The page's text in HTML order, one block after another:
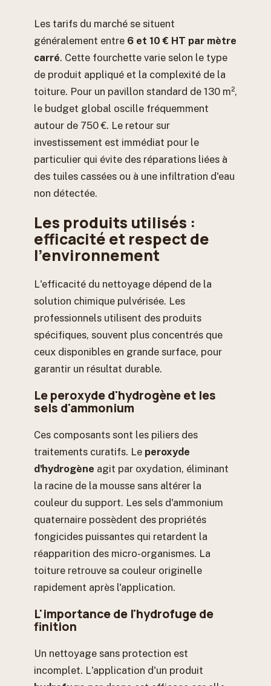
Les tarifs du marché se situent
généralement entre 6 et 10 € HT par mètre
carré. Cette fourchette varie selon le type
de produit appliqué et la complexité de la
toiture. Pour un pavillon standard de 130 m²,
le budget global oscille fréquemment
autour de 750 €. Le retour sur
investissement est immédiat pour le
particulier qui évite des réparations liées à
des tuiles cassées ou à une infiltration d'eau
non détectée.
Les produits utilisés :
efficacité et respect de
l'environnement
L'efficacité du nettoyage dépend de la
solution chimique pulvérisée. Les
professionnels utilisent des produits
spécifiques, souvent plus concentrés que
ceux disponibles en grande surface, pour
garantir un résultat durable.
Le peroxyde d'hydrogène et les
sels d'ammonium
Ces composants sont les piliers des
traitements curatifs. Le peroxyde
d'hydrogène agit par oxydation, éliminant
la racine de la mousse sans altérer la
couleur du support. Les sels d'ammonium
quaternaire possèdent des propriétés
fongicides puissantes qui retardent la
réapparition des micro-organismes. La
toiture retrouve sa couleur originelle
rapidement après l'application.
L'importance de l'hydrofuge de
finition
Un nettoyage sans protection est
incomplet. L'application d'un produit